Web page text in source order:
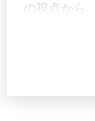
の視点から
に活用する
本検討会の